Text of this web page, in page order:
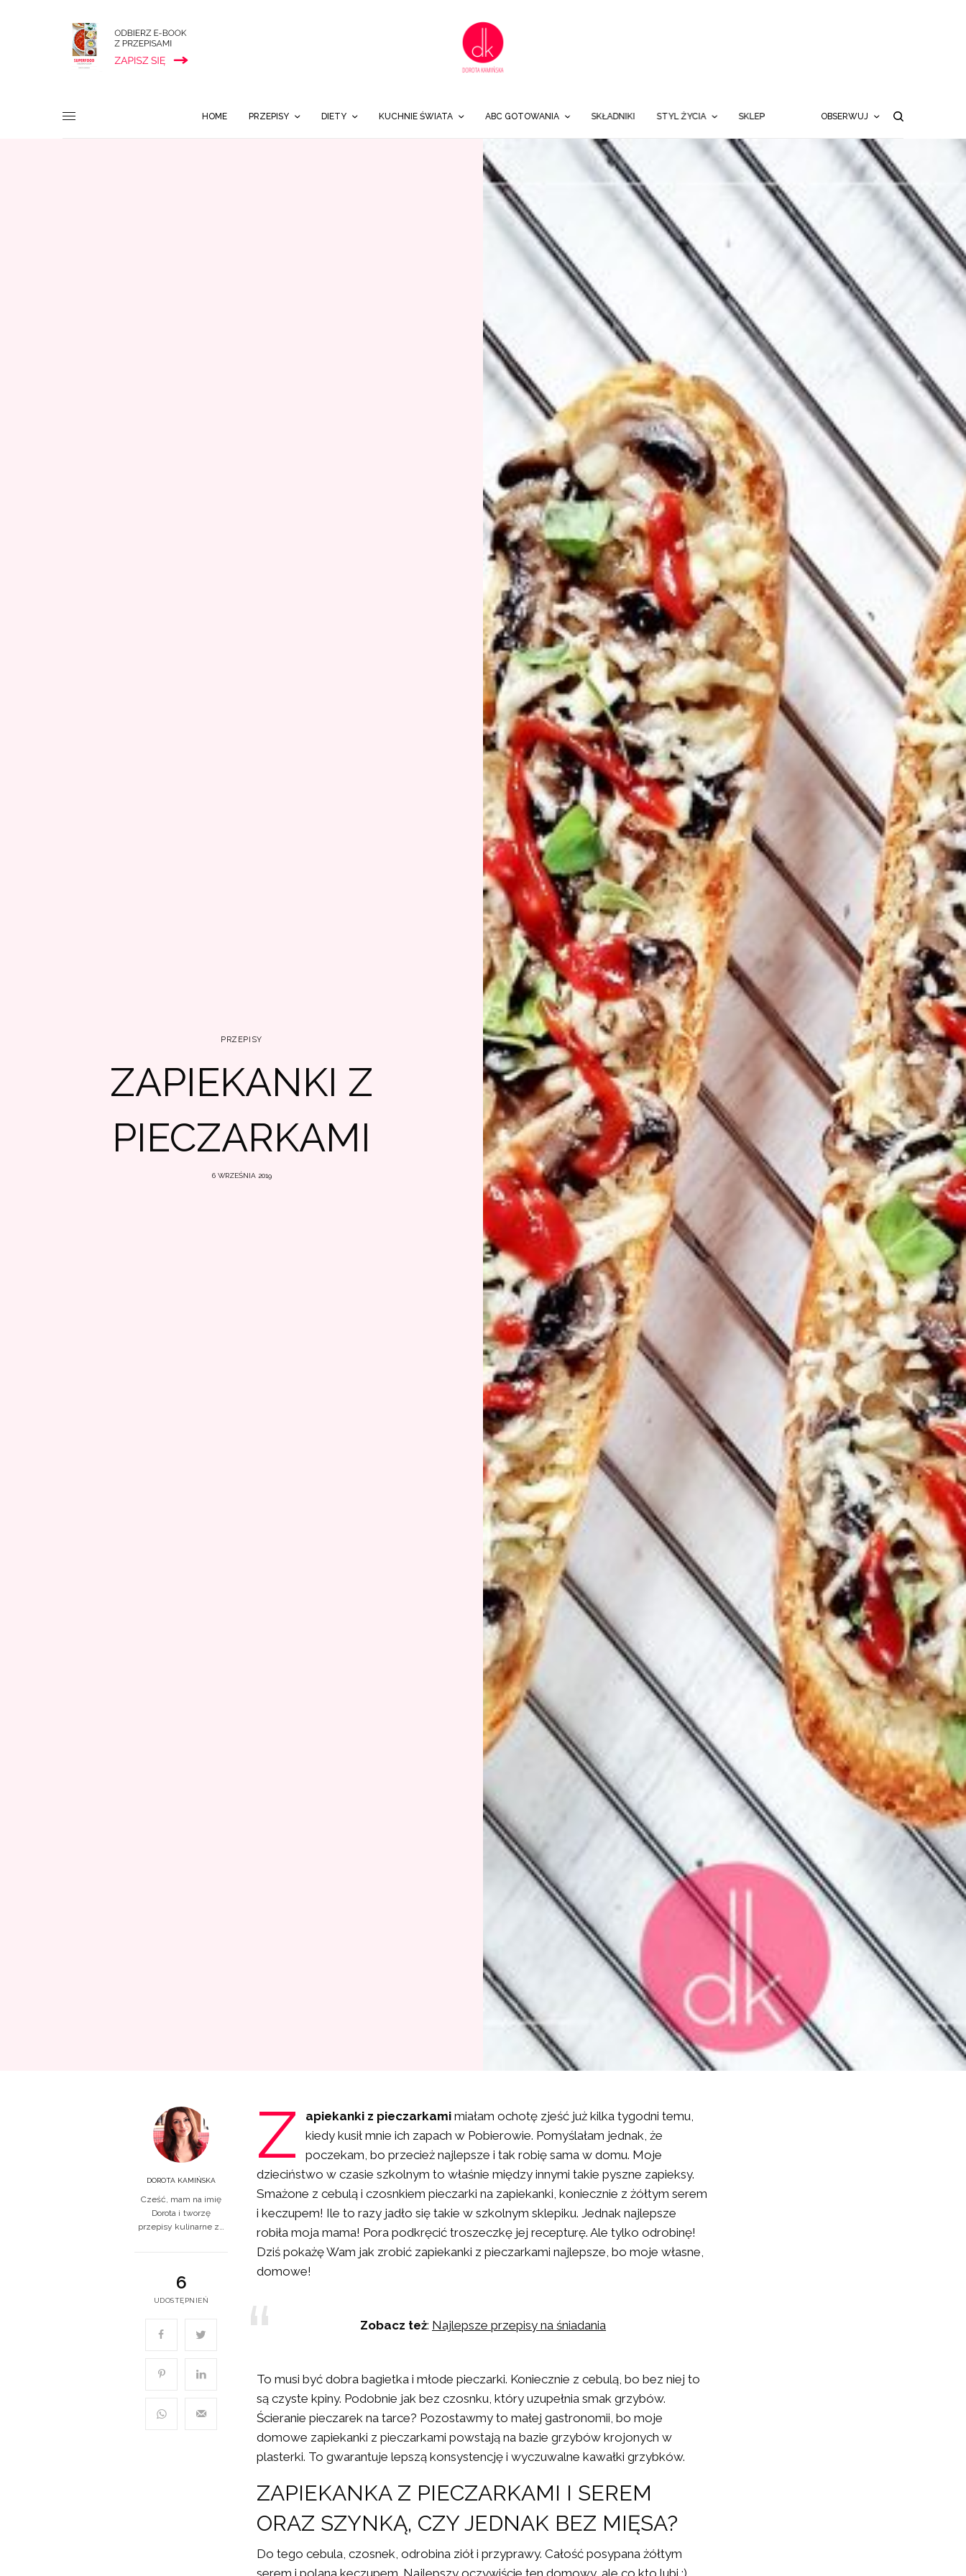
HOME PRZEPISY DIETY KUCHNIE ŚWIATA ABC GOTOWANIA SKŁADNIKI STYL ŻYCIA SKLEP OBSERWUJ
PRZEPISY
ZAPIEKANKI Z
PIECZARKAMI
6 WRZEŚNIA 2019
DOROTA KAMIŃSKA
Cześć, mam na imię
Dorota i tworzę
przepisy kulinarne z…
6
UDOSTĘPNIEŃ
Z apiekanki z pieczarkamimiałam ochotę zjeść już kilka tygodni temu,
kiedy kusił mnie ich zapach w Pobierowie. Pomyślałam jednak, że
poczekam, bo przecież najlepsze i tak robię sama w domu. Moje
dzieciństwo w czasie szkolnym to właśnie między innymi takie pyszne zapieksy.
Smażone z cebulą i czosnkiem pieczarki na zapiekanki, koniecznie z żółtym serem
i keczupem! Ile to razy jadło się takie w szkolnym sklepiku. Jednak najlepsze
robiła moja mama! Pora podkręcić troszeczkę jej recepturę. Ale tylko odrobinę!
Dziś pokażę Wam jak zrobić zapiekanki z pieczarkami najlepsze, bo moje własne,
domowe!
Zobacz też: Najlepsze przepisy na śniadania
To musi być dobra bagietka i młode pieczarki. Koniecznie z cebulą, bo bez niej to
są czyste kpiny. Podobnie jak bez czosnku, który uzupełnia smak grzybów.
Ścieranie pieczarek na tarce? Pozostawmy to małej gastronomii, bo moje
domowe zapiekanki z pieczarkami powstają na bazie grzybów krojonych w
plasterki. To gwarantuje lepszą konsystencję i wyczuwalne kawałki grzybków.
ZAPIEKANKA Z PIECZARKAMI I SEREM
ORAZ SZYNKĄ, CZY JEDNAK BEZ MIĘSA?
Do tego cebula, czosnek, odrobina ziół i przyprawy. Całość posypana żółtym
serem i polana keczupem. Najlepszy oczywiście ten domowy, ale co kto lubi :).